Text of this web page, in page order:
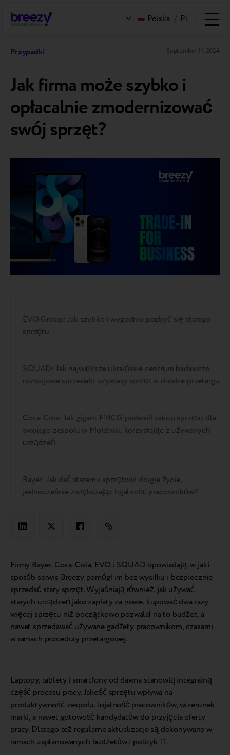
Polska / Pl
Przypadki September 11, 2024
Jak firma może szybko i
opłacalnie zmodernizować
swój sprzęt?
EVO Group: Jak szybko i wygodnie pozbyć się starego
sprzętu
SQUAD: Jak największe ukraińskie centrum badawczo-
rozwojowe sprzedało używany sprzęt w drodze przetargu
Coca-Cola: Jak gigant FMCG podwoił zakup sprzętu dla
swojego zespołu w Mołdawii, korzystając z używanych
urządzeń
Bayer: Jak dać staremu sprzętowi drugie życie,
jednocześnie zwiększając lojalność pracowników?
Firmy Bayer, Coca-Cola, EVO i SQUAD opowiadają, w jaki
sposób serwis Breezy pomógł im bez wysiłku i bezpiecznie
sprzedać stary sprzęt. Wyjaśniają również, jak używać
starych urządzeń jako zapłaty za nowe, kupować dwa razy
więcej sprzętu niż początkowo pozwalał na to budżet, a
nawet sprzedawać używane gadżety pracownikom, czasami
w ramach procedury przetargowej.
Laptopy, tablety i smartfony od dawna stanowią integralną
część procesu pracy. Jakość sprzętu wpływa na
produktywność zespołu, lojalność pracowników, wizerunek
marki, a nawet gotowość kandydatów do przyjęcia oferty
pracy. Dlatego też regularne aktualizacje są dokonywane w
ramach zaplanowanych budżetów i polityk IT.